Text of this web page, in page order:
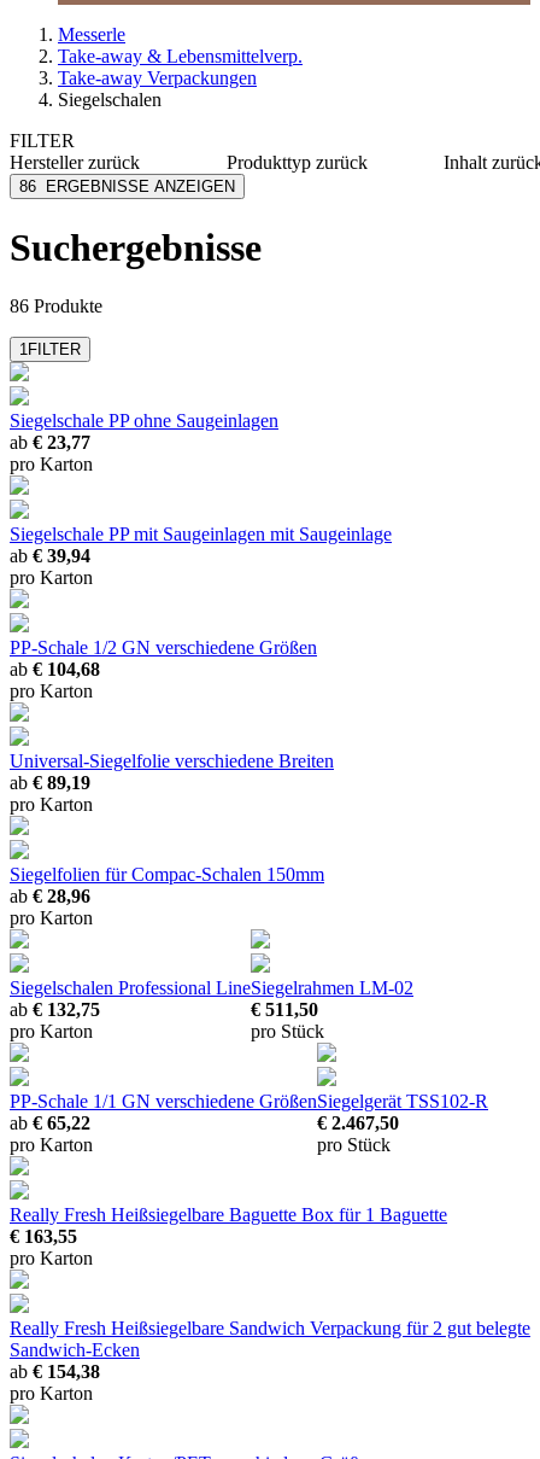
Messerle
Take-away & Lebensmittelverp.
Take-away Verpackungen
Siegelschalen
FILTER
Herstellerzurück
Biopap
Compac CP
Duni eco echo
mehr anzeigen
Produkttyp zurück
Tray
Inhalt
86 ERGEBNISSE ANZEIGEN
Suchergebnisse
86 Produkte
1FILTER
Siegelschale PP ohne Saugeinlagen
ab € 23,77
pro Karton
Siegelschale PP mit Saugeinlagen mit Saugeinlage
ab € 39,94
pro Karton
PP-Schale 1/2 GN verschiedene Größen
ab € 104,68
pro Karton
Universal-Siegelfolie verschiedene Breiten
ab € 89,19
pro Karton
Siegelfolien für Compac-Schalen 150mm
ab € 28,96
pro Karton
Siegelschalen Professional Line
ab € 132,75
pro Karton
Siegelrahmen LM-02
€ 511,50
pro Stück
PP-Schale 1/1 GN verschiedene Größen
ab € 65,22
pro Karton
Siegelgerät TSS102-R
€ 2.467,50
pro Stück
Really Fresh Heißsiegelbare Baguette Box für 1 Baguette
€ 163,55
pro Karton
Really Fresh Heißsiegelbare Sandwich Verpackung für 2 gut belegte
Sandwich-Ecken
ab € 154,38
pro Karton